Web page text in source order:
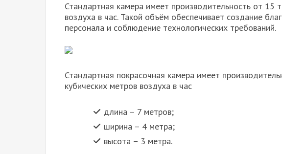
Стандартная камера имеет производительность от 15
воздуха в час. Такой объём обеспечивает создание
персонала и соблюдение технологических требований.
Стандартная покрасочная камера имеет
кубических метров воздуха в час
длина – 7 метров;
ширина – 4 метра;
высота – 3 метра.